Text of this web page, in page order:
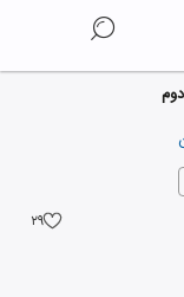
۲۹